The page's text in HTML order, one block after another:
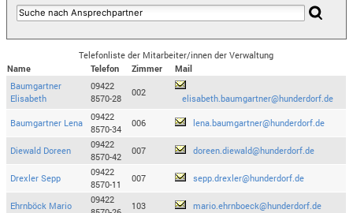
Telefonliste der Mitarbeiter/innen der Verwaltung
Name
Telefon Zimmer
Mail
Baumgartner
Elisabeth
09422
8570-28
002
elisabeth.baumgartner@hunderdorf.de
Baumgartner Lena
09422
8570-34
006 lena.baumgartner@hunderdorf.de
Diewald Doreen
09422
8570-42
007 doreen.diewald@hunderdorf.de
Drexler Sepp
09422
8570-11
007 sepp.drexler@hunderdorf.de
Ehrnböck Mario
09422
103 mario.ehrnboeck@hunderdorf.de